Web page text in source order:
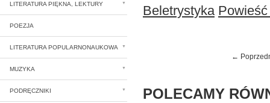
LITERATURA PIĘKNA, LEKTURY
POEZJA
LITERATURA POPULARNONAUKOWA
MUZYKA
PODRĘCZNIKI
Beletrystyka
←
POLECAMY